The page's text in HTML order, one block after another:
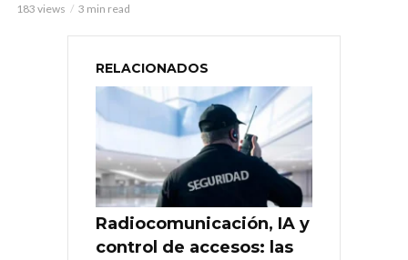
183 views 3 min read
RELACIONADOS
Radiocomunicación, IA y
control de accesos: las